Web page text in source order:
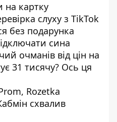
на картку
слуху з TikTok
без подарунка
сина
очманів від цін на
31 тисячу? Ось ця
Rozetka
схвалив